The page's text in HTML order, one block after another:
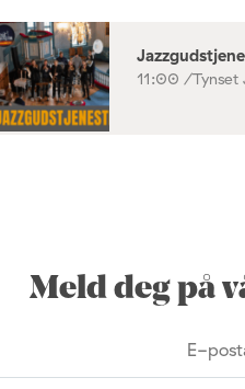
11:00 /Tynset
Meld deg på